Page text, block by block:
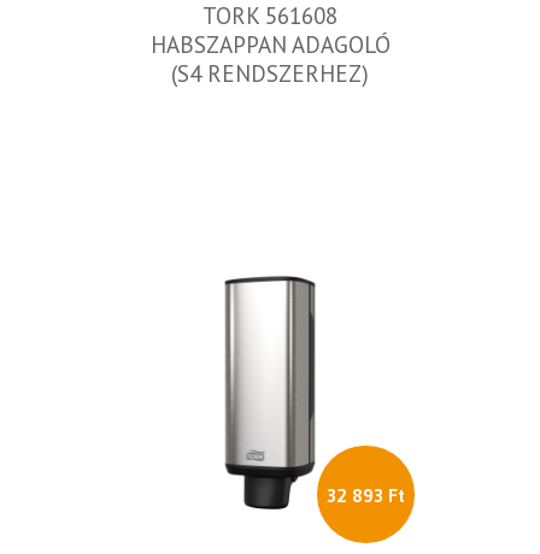
TORK 561608
HABSZAPPAN ADAGOLÓ
(S4 RENDSZERHEZ)
32 893 Ft